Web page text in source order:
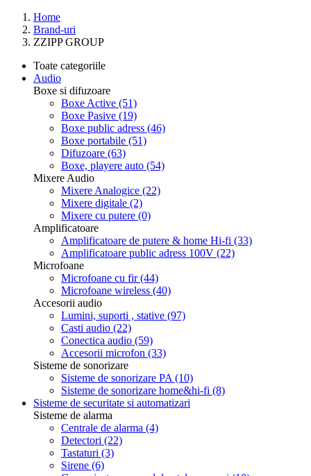
Home
Brand-uri
ZZIPP GROUP
Toate categoriile
Audio
Boxe si difuzoare
Boxe Active (51)
Boxe Pasive (19)
Boxe public adress (46)
Boxe portabile (51)
Difuzoare (63)
Boxe, playere auto (54)
Mixere Audio
Mixere Analogice (22)
Mixere digitale (2)
Mixere cu putere (0)
Amplificatoare
Amplificatoare de putere & home Hi-fi (33)
Amplificatoare public adress 100V (22)
Microfoane
Microfoane cu fir(44)
Microfoane wireless (40)
Accesorii audio
Lumini, suporti , stative (97)
Casti audio (22)
Conectica audio (59)
Accesorii microfon (33)
Sisteme de sonorizare
Sisteme de sonorizare PA (10)
Sisteme de sonorizare home&hi-fi (8)
Sisteme de securitate si automatizari
Sisteme de alarma
Centrale de alarma (4)
Detectori (22)
Tastaturi (3)
Sirene (6)